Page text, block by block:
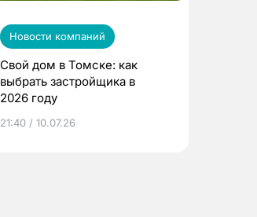
Новости компаний
Свой дом в Томске: как
выбрать застройщика в
2026 году
21:40 / 10.07.26